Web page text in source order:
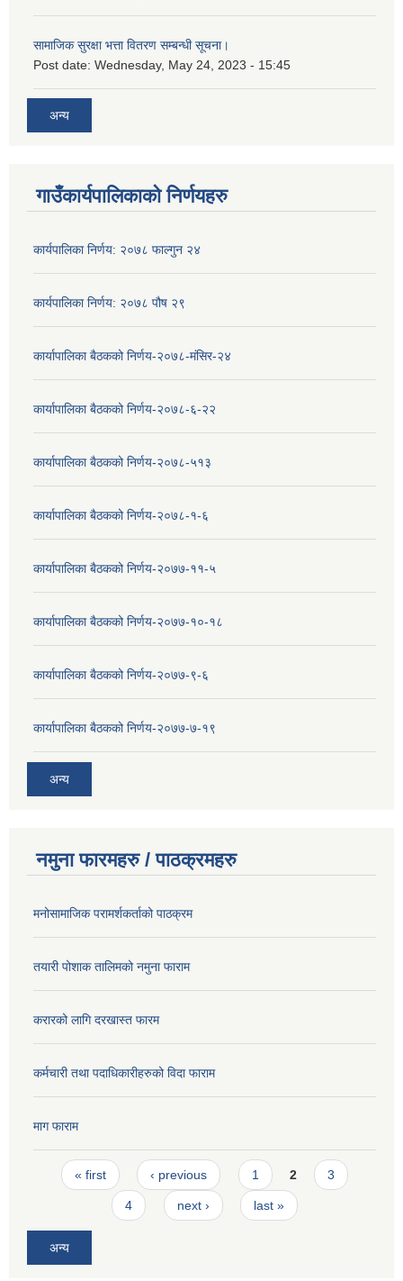
सामाजिक सुरक्षा भत्ता वितरण सम्बन्धी सूचना।
Post date: Wednesday, May 24, 2023 - 15:45
अन्य
गाउँकार्यपालिकाको निर्णयहरु
कार्यपालिका निर्णय: २०७८ फाल्गुन २४
कार्यपालिका निर्णय: २०७८ पौष २९
कार्यापालिका बैठकको निर्णय-२०७८-मंसिर-२४
कार्यापालिका बैठकको निर्णय-२०७८-६-२२
कार्यापालिका बैठकको निर्णय-२०७८-५१३
कार्यापालिका बैठकको निर्णय-२०७८-१-६
कार्यापालिका बैठकको निर्णय-२०७७-११-५
कार्यापालिका बैठकको निर्णय-२०७७-१०-१८
कार्यापालिका बैठकको निर्णय-२०७७-९-६
कार्यापालिका बैठकको निर्णय-२०७७-७-१९
अन्य
नमुना फारमहरु / पाठक्रमहरु
मनोसामाजिक परामर्शकर्ताको पाठक्रम
तयारी पोशाक तालिमको नमुना फाराम
करारको लागि दरखास्त फारम
कर्मचारी तथा पदाधिकारीहरुको विदा फाराम
माग फाराम
Pages
« first ‹ previous 1 2 3
4 next › last »
अन्य